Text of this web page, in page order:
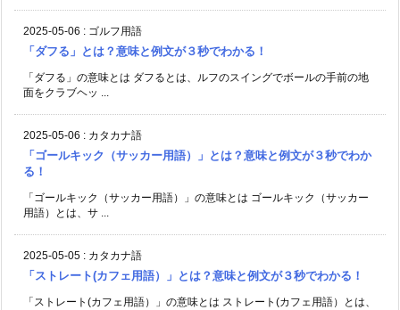
2025-05-06 : ゴルフ用語
「ダフる」とは？意味と例文が３秒でわかる！
「ダフる」の意味とは ダフるとは、ルフのスイングでボールの手前の地
面をクラブヘッ ...
2025-05-06 : カタカナ語
「ゴールキック（サッカー用語）」とは？意味と例文が３秒でわか
る！
「ゴールキック（サッカー用語）」の意味とは ゴールキック（サッカー
用語）とは、サ ...
2025-05-05 : カタカナ語
「ストレート(カフェ用語）」とは？意味と例文が３秒でわかる！
「ストレート(カフェ用語）」の意味とは ストレート(カフェ用語）とは、